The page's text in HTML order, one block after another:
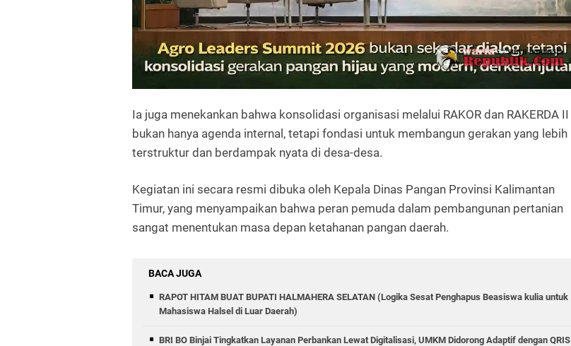
Ia juga menekankan bahwa konsolidasi organisasi melalui RAKOR dan RAKERDA II
bukan hanya agenda internal, tetapi fondasi untuk membangun gerakan yang lebih
terstruktur dan berdampak nyata di desa-desa.
Kegiatan ini secara resmi dibuka oleh Kepala Dinas Pangan Provinsi Kalimantan
Timur, yang menyampaikan bahwa peran pemuda dalam pembangunan pertanian
sangat menentukan masa depan ketahanan pangan daerah.
BACA JUGA
RAPOT HITAM BUAT BUPATI HALMAHERA SELATAN (Logika Sesat Penghapus Beasiswa kulia untuk
Mahasiswa Halsel di Luar Daerah)
BRI BO Binjai Tingkatkan Layanan Perbankan Lewat Digitalisasi, UMKM Didorong Adaptif dengan QRIS